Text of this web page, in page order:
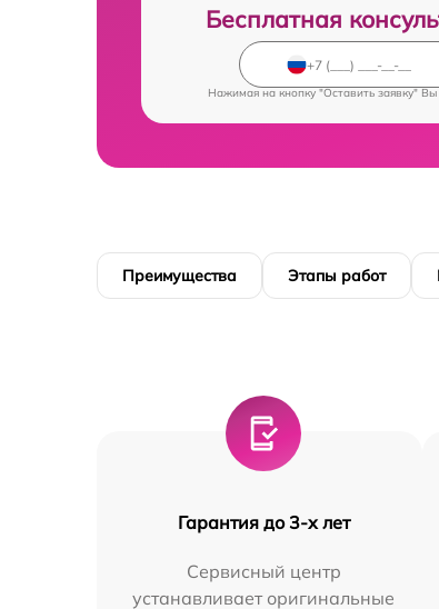
Бесплатная
Нажимая на кнопку "Оставить заявку" Вы
Преимущества Этапы работ
Гарантия до 3-х лет
Сервисный центр
устанавливает оригинальные